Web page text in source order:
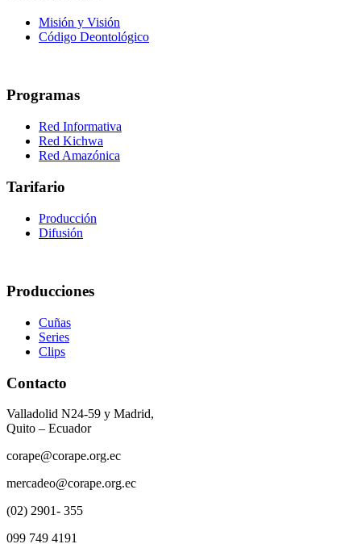
Misión y Visión
Código Deontológico
Programas
Red Informativa
Red Kichwa
Red Amazónica
Tarifario
Producción
Difusión
Producciones
Cuñas
Series
Clips
Contacto
Valladolid N24-59 y Madrid,
Quito – Ecuador
corape@corape.org.ec
mercadeo@corape.org.ec
(02) 2901- 355
099 749 4191